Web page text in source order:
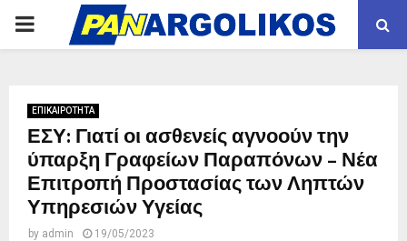
PRIMARY
ΕΠΙΚΑΙΡΟΤΗΤΑ
ΕΣΥ: Γιατί οι ασθενείς αγνοούν την
ύπαρξη Γραφείων Παραπόνων – Νέα
Επιτροπή Προστασίας των Ληπτών
Υπηρεσιών Υγείας
by admin 19/05/2023